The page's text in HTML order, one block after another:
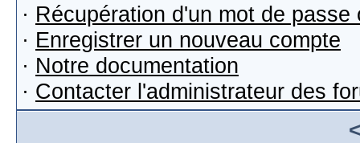
· Récupération d'un mot de passe
· Enregistrer un nouveau compte
· Notre documentation
· Contacter l'administrateur des